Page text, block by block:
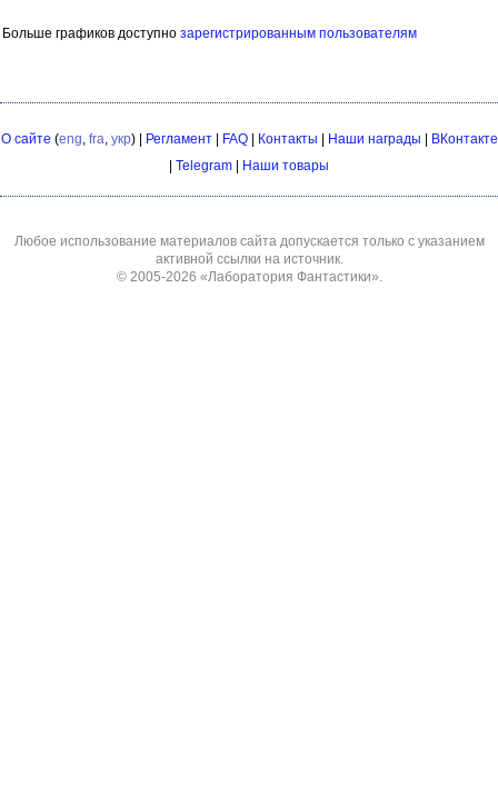
Больше графиков доступно зарегистрированным пользователям
О сайте (eng, fra, укр) | Регламент| FAQ| Контакты Наши награды
ВКонтакте
Telegram Наши товары
Любое использование материалов сайта допускается только с указанием
активной ссылки на источник.
© 2005-2026 «Лаборатория Фантастики».